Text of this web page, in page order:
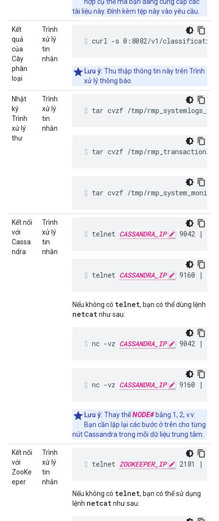
tài liệu này. Đính kèm tệp này vào yêu cầu.
Kết
quả
của
Cây
phân
loại
Trình
xử lý
tin
nhắn
curl -s 0:8082/v1/classification/
Lưu ý: Thu thập thông tin này trên Trình
xử lý thông báo.
Nhật
ký
Trình
xử lý
thư
Trình
xử lý
tin
nhắn
tar cvzf /tmp/
tar cvzf /tmp/
tar cvzf /tmp/
Kết nối
với
Cassa
ndra
Trình
xử lý
tin
nhắn
telnet CASSANDRA_IP 9042 | tee
telnet CASSANDRA_IP 9160 | tee
Nếu không có telnet, bạn có thể dùng lệnh
netcatnhư sau:
nc -vz CASSANDRA_IP 9042 | tee
nc -vz CASSANDRA_IP 9160 | tee
Lưu ý: Thay thếNODE#bằng 1, 2, v.v.
Bạn cần lặp lại các bước ở trên cho từng
nút Cassandra trong mỗi dữ liệu trung tâm.
Kết nối
với
ZooKe
eper
Trình
xử lý
tin
nhắn
telnet ZOOKEEPER_IP 2181 | tee
Nếu không có telnet, bạn có thể sử dụng
lệnh netcatnhư sau: